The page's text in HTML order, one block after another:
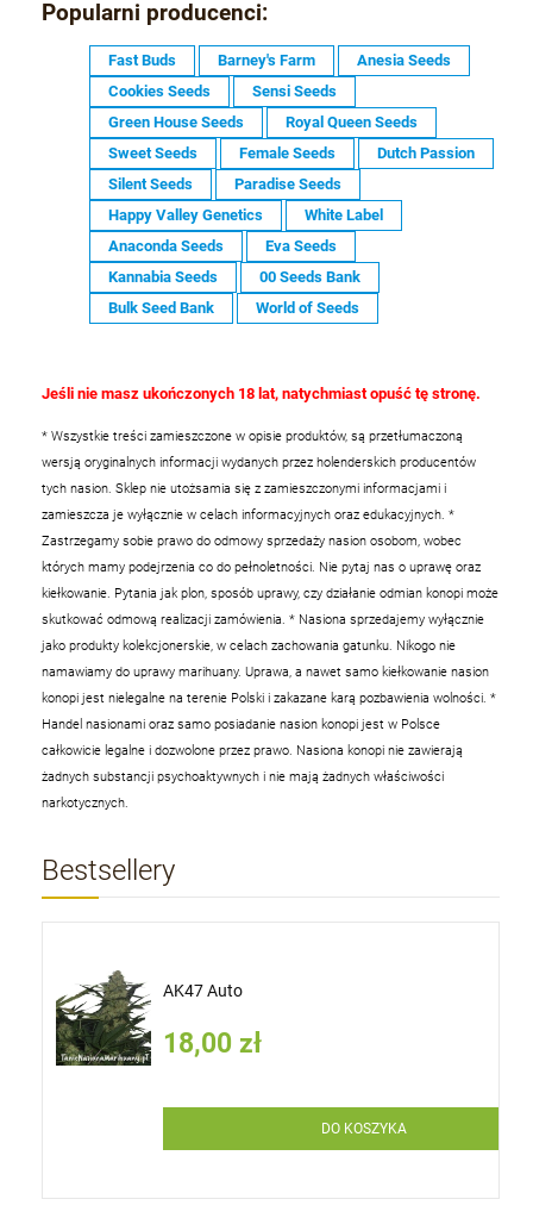
Popularni producenci:
Fast Buds Barney's Farm
Anesia Seeds
Cookies Seeds
Sensi Seeds
Green House Seeds
Royal Queen Seeds
Sweet Seeds
Female Seeds
Dutch Passion
Silent Seeds
Paradise Seeds
Happy Valley Genetics
White Label
Anaconda Seeds
Eva Seeds
Kannabia Seeds
00 Seeds Bank
Bulk Seed Bank
World of Seeds
Jeśli nie masz ukończonych 18 lat, natychmiast opuść tę stronę.
* Wszystkie treści zamieszczone w opisie produktów, są przetłumaczoną
wersją oryginalnych informacji wydanych przez holenderskich producentów
tych nasion. Sklep nie utożsamia się z zamieszczonymi informacjami i
zamieszcza je wyłącznie w celach informacyjnych oraz edukacyjnych. *
Zastrzegamy sobie prawo do odmowy sprzedaży nasion osobom, wobec
których mamy podejrzenia co do pełnoletności. Nie pytaj nas o uprawę oraz
kiełkowanie. Pytania jak plon, sposób uprawy, czy działanie odmian konopi może
skutkować odmową realizacji zamówienia. * Nasiona sprzedajemy wyłącznie
jako produkty kolekcjonerskie, w celach zachowania gatunku. Nikogo nie
namawiamy do uprawy marihuany. Uprawa, a nawet samo kiełkowanie nasion
konopi jest nielegalne na terenie Polski i zakazane karą pozbawienia wolności. *
Handel nasionami oraz samo posiadanie nasion konopi jest w Polsce
całkowicie legalne i dozwolone przez prawo. Nasiona konopi nie zawierają
żadnych substancji psychoaktywnych i nie mają żadnych właściwości
narkotycznych.
Bestsellery
AK47 Auto
18,00 zł
DO KOSZYKA